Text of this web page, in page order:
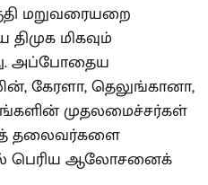
மறுவரையறை
மிகவும்
அப்போதைய
கேரளா, தெலுங்கானா,
முதலமைச்சர்கள்
தலைவர்களை
பெரிய ஆலோசனைக்